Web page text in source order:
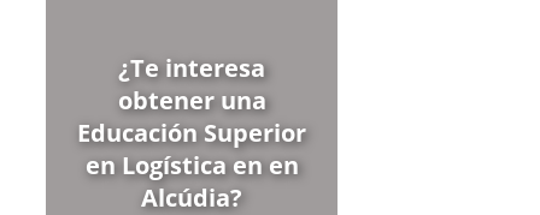
¿Te interesa
obtener una
Educación Superior
en Logística en en
Alcúdia?